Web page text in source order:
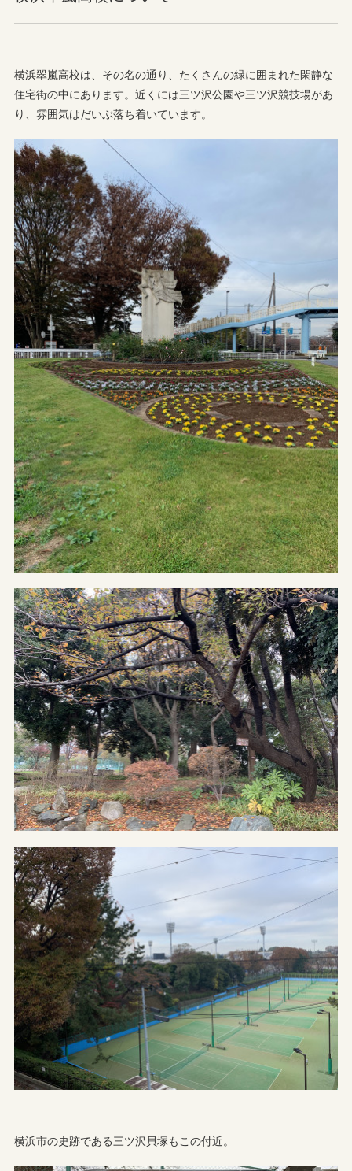
横浜翠嵐高校は、その名の通り、たくさんの緑に囲まれた閑静な
住宅街の中にあります。近くには三ツ沢公園や三ツ沢競技場があ
り、雰囲気はだいぶ落ち着いています。
横浜市の史跡である三ツ沢貝塚もこの付近。